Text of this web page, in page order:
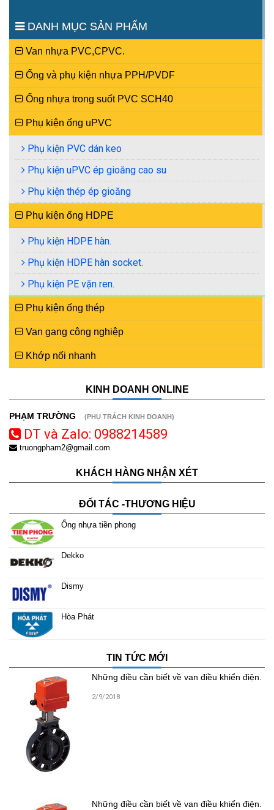
DANH MỤC SẢN PHẨM
Van nhựa PVC,CPVC.
Ống và phụ kiện nhựa PPH/PVDF
Ống nhựa trong suốt PVC SCH40
Phụ kiện ống uPVC
Phụ kiện PVC dán keo
Phụ kiện uPVC ép gioăng cao su
Phụ kiện thép ép gioăng
Phụ kiện ống HDPE
Phụ kiện HDPE hàn.
Phụ kiện HDPE hàn socket.
Phụ kiện PE vặn ren.
Phụ kiện ống thép
Van gang công nghiệp
Khớp nối nhanh
KINH DOANH ONLINE
PHẠM TRƯỜNG (PHỤ TRÁCH KINH DOANH)
DT và Zalo: 0988214589
truongpham2@gmail.com
KHÁCH HÀNG NHẬN XÉT
ĐỐI TÁC -THƯƠNG HIỆU
Ống nhựa tiền phong
Dekko
Dismy
Hòa Phát
TIN TỨC MỚI
Những điều cần biết về van điều khiển điện.
2/9/2018
Những điều cần biết về van điều khiển điện.